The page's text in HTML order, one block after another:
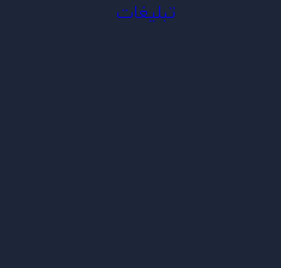
تبلیغات